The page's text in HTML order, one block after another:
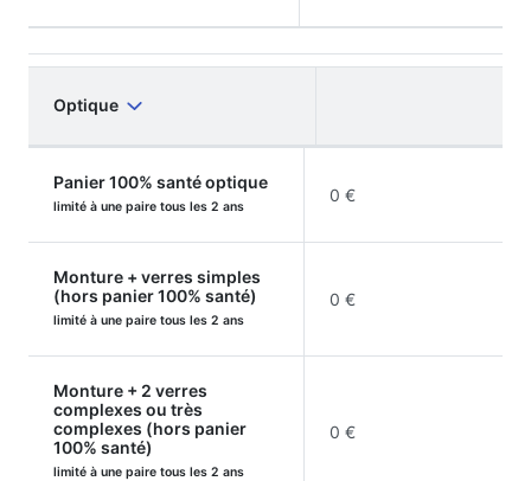
Optique
Panier 100% santé optique
limité à une paire tous les 2 ans
0 €
Monture + verres simples
(hors panier 100% santé)
limité à une paire tous les 2 ans
0 €
Monture + 2 verres
complexes ou très
complexes (hors panier
100% santé)
limité à une paire tous les 2 ans
0 €